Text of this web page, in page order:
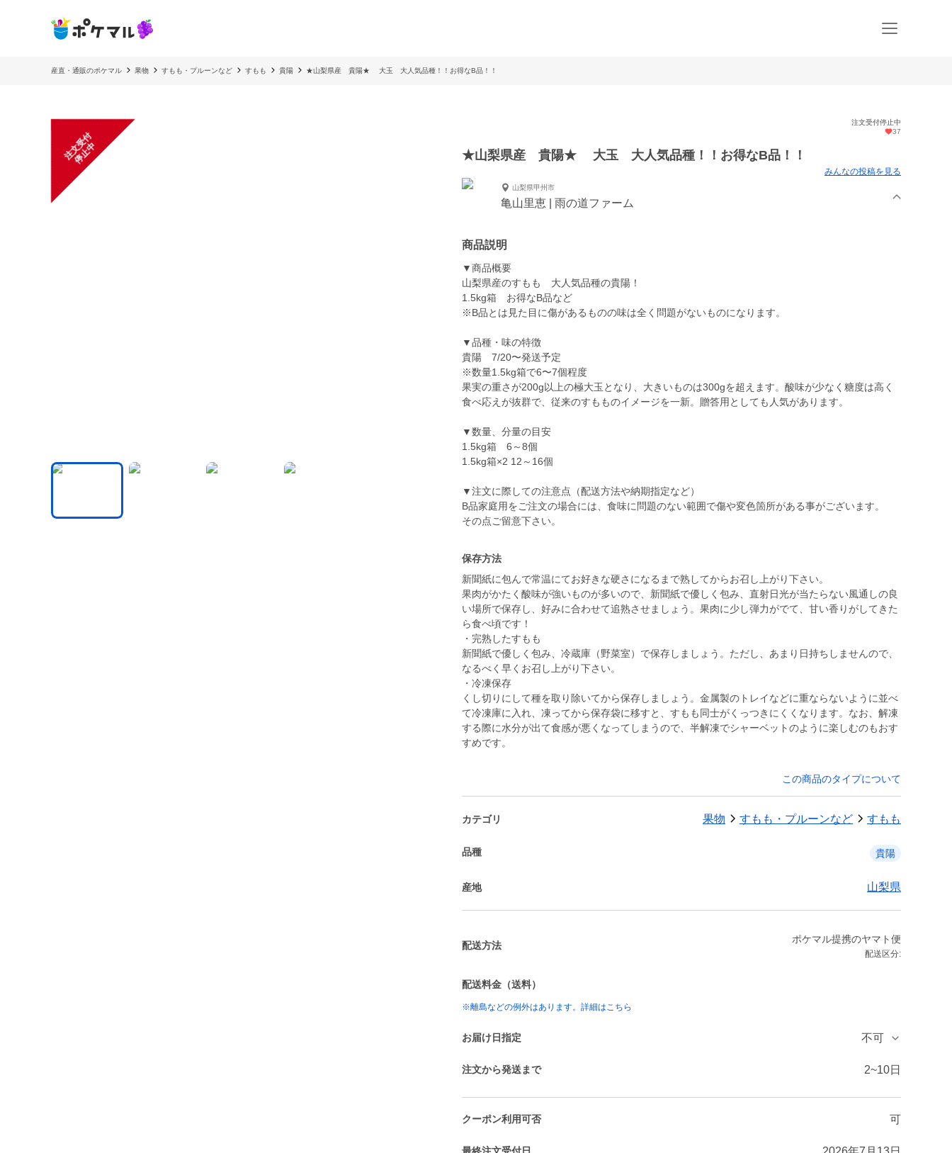
産直・通販のポケマル 果物 すもも・プルーンなど すもも 貴陽 ★山梨県産 貴陽★ 大玉 大人気品種！！お得なB品！！
注
文
受
付
停
止
中
注文受付停止中
37
★山梨県産 貴陽★ 大玉 大人気品種！！お得なB品！！
みんなの投稿を見る
山梨県甲州市
亀山里恵 | 雨の道ファーム
商品説明
▼商品概要
山梨県産のすもも 大人気品種の貴陽！
1.5kg箱 お得なB品など
※B品とは見た目に傷があるものの味は全く問題がないものになります。
▼品種・味の特徴
貴陽 7/20〜発送予定
※数量1.5kg箱で6〜7個程度
果実の重さが200g以上の極大玉となり、大きいものは300gを超えます。酸味が少なく糖度は高く
食べ応えが抜群で、従来のすもものイメージを一新。贈答用としても人気があります。
▼数量、分量の目安
1.5kg箱 6～8個
1.5kg箱×2 12～16個
▼注文に際しての注意点（配送方法や納期指定など）
B品家庭用をご注文の場合には、食味に問題のない範囲で傷や変色箇所がある事がございます。
その点ご留意下さい。
保存方法
新聞紙に包んで常温にてお好きな硬さになるまで熟してからお召し上がり下さい。
果肉がかたく酸味が強いものが多いので、新聞紙で優しく包み、直射日光が当たらない風通しの良
い場所で保存し、好みに合わせて追熟させましょう。果肉に少し弾力がでて、甘い香りがしてきた
ら食べ頃です！
・完熟したすもも
新聞紙で優しく包み、冷蔵庫（野菜室）で保存しましょう。ただし、あまり日持ちしませんので、
なるべく早くお召し上がり下さい。
・冷凍保存
くし切りにして種を取り除いてから保存しましょう。金属製のトレイなどに重ならないように並べ
て冷凍庫に入れ、凍ってから保存袋に移すと、すもも同士がくっつきにくくなります。なお、解凍
する際に水分が出て食感が悪くなってしまうので、半解凍でシャーベットのように楽しむのもおす
すめです。
この商品のタイプについて
カテゴリ 果物 すもも・プルーンなど すもも
品種 貴陽
産地 山梨県
配送方法
ポケマル提携のヤマト便
配送区分:
配送料金（送料）
※離島などの例外はあります。詳細はこちら
お届け日指定 不可
注文から発送まで 2~10日
クーポン利用可否 可